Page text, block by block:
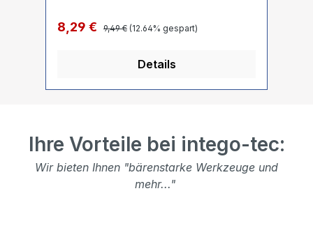
Verkaufspreis:
8,29 € Regulärer Preis:
9,49 € (12.64% gespart)
Details
Ihre Vorteile bei intego-tec:
Wir bieten Ihnen "bärenstarke Werkzeuge und
mehr..."